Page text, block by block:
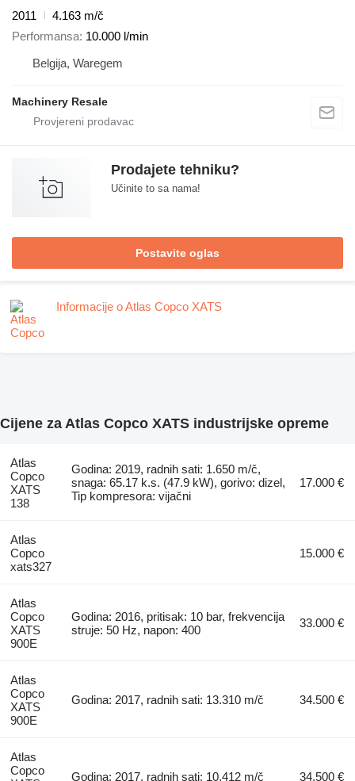
2011
4.163 m/č
Performansa 10.000 l/min
Belgija, Waregem
Machinery Resale
Prodajete tehniku?
Učinite to sa nama!
Postavite oglas
Informacije o Atlas Copco XATS
Cijene za Atlas Copco XATS industrijske opreme
Atlas
Copco
XATS
138
Godina: 2019, radnih sati: 1.650 m/č,
snaga: 65.17 k.s. (47.9 kW), gorivo: dizel,
Tip kompresora: vijačni
17.000 €
Atlas
Copco
xats327
15.000 €
Atlas
Copco
XATS
900E
Godina: 2016, pritisak: 10 bar, frekvencija
struje: 50 Hz, napon: 400
33.000 €
Atlas
Copco
XATS
900E
Godina: 2017, radnih sati: 13.310 m/č 34.500 €
Atlas
Copco
Godina: 2017, radnih sati: 10.412 m/č 34.500 €